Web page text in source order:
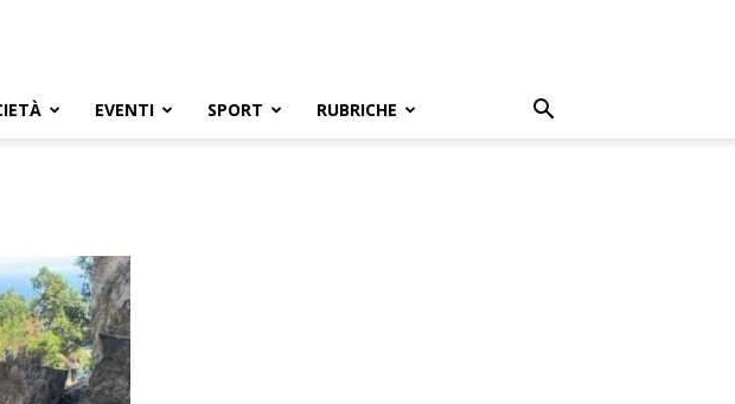
EVENTI SPORT RUBRICHE